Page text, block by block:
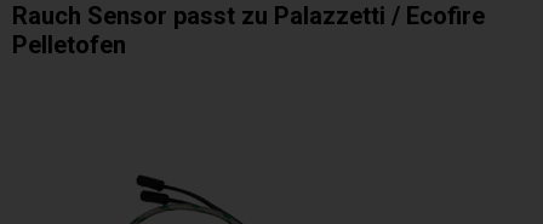
Rauch Sensor passt zu Palazzetti / Ecofire
Pelletofen